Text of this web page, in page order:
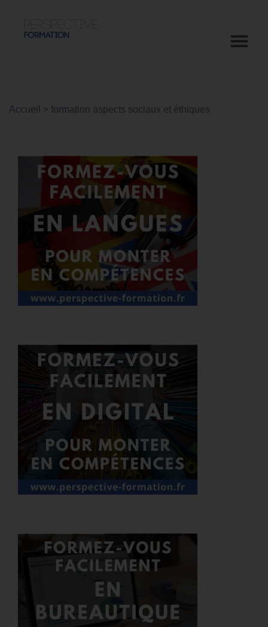
Accueil > formation aspects sociaux et éthiques